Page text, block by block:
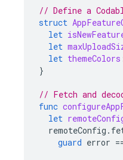
// Define a
struct
let
let
let themeColors
}
// Fetch and
func
let
remoteConfig .
guard error